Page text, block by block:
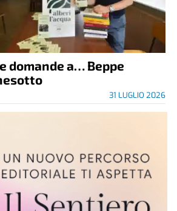
domande a… Beppe
31 LUGLIO 2026